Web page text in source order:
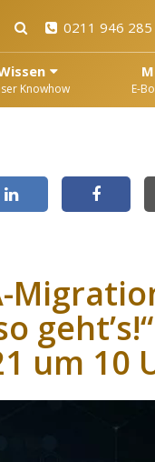
0211 946
Knowhow E-
um 10